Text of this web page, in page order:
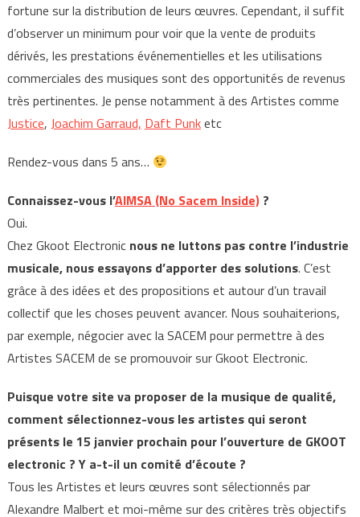
fortune sur la distribution de leurs œuvres. Cependant, il suffit
d’observer un minimum pour voir que la vente de produits
dérivés, les prestations événementielles et les utilisations
commerciales des musiques sont des opportunités de revenus
très pertinentes. Je pense notamment à des Artistes comme
Justice, Joachim Garraud, Daft Punketc
Rendez-vous dans 5 ans…
Connaissez-vous l’AIMSA (No Sacem Inside)?
Oui.
Chez Gkoot Electronic nous ne luttons pas contre l’industrie
musicale, nous essayons d’apporter des solutions. C’est
grâce à des idées et des propositions et autour d’un travail
collectif que les choses peuvent avancer. Nous souhaiterions,
par exemple, négocier avec la SACEM pour permettre à des
Artistes SACEM de se promouvoir sur Gkoot Electronic.
Puisque votre site va proposer de la musique de qualité,
comment sélectionnez-vous les artistes qui seront
présents le 15 janvier prochain pour l’ouverture de GKOOT
electronic ? Y a-t-il un comité d’écoute ?
Tous les Artistes et leurs œuvres sont sélectionnés par
Alexandre Malbert et moi-même sur des critères très objectifs